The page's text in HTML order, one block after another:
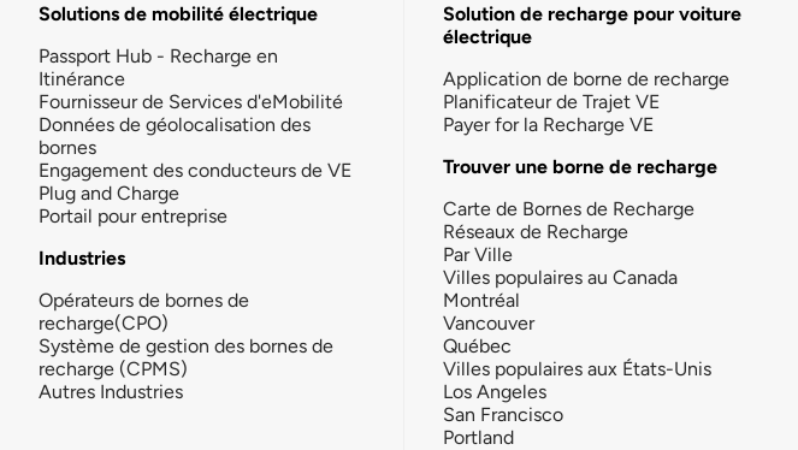
Solutions de mobilité électrique
Passport Hub - Recharge en
Itinérance
Fournisseur de Services d'eMobilité
Données de géolocalisation des
bornes
Engagement des conducteurs de VE
Plug and Charge
Portail pour entreprise
Industries
Opérateurs de bornes de
recharge(CPO)
Système de gestion des bornes de
recharge (CPMS)
Autres Industries
Solution de recharge pour voiture
électrique
Application de borne de recharge
Planificateur de Trajet VE
Payer for la Recharge VE
Trouver une borne de recharge
Carte de Bornes de Recharge
Réseaux de Recharge
Par Ville
Villes populaires au Canada
Montréal
Vancouver
Québec
Villes populaires aux États-Unis
Los Angeles
San Francisco
Portland